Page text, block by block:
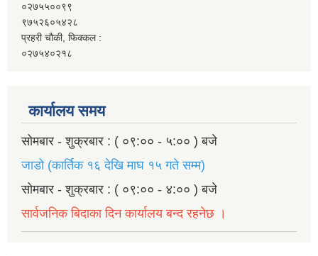
०२७५५००९९
९७५२६०५४२८
प्रहरी चौकी, फिक्कल :
०२७५४०२१८
कार्यालय समय
सोमबार - शुक्रबार : ( ०९:०० - ५:०० ) बजे
जाडो (कार्तिक १६ देखि माघ १५ गते सम्म)
सोमबार - शुक्रबार : ( ०९:०० - ४:०० ) बजे
सार्वजनिक बिदाका दिन कार्यालय बन्द रहनेछ ।